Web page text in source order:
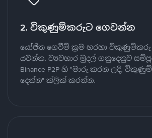
2. විකුණුම්කරුට ගෙවන්න
යෝජිත ගෙවීම් ක්‍රම හරහා විකුණුම්කරු
යවන්න. ව්‍යවහාර මුදල් ගනුදෙනුව
Binance P2P හි "මාරු කරන ලදි,
දෙන්න" ක්ලික් කරන්න.